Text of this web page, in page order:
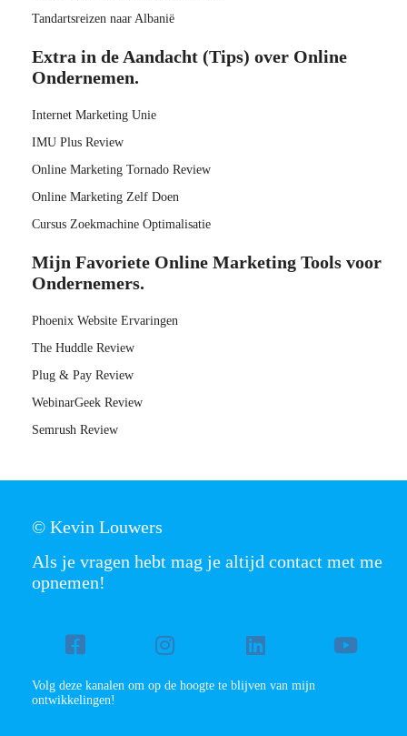
Tandartsreizen naar Albanië
Extra in de Aandacht (Tips) over Online
Ondernemen.
Internet Marketing Unie
IMU Plus Review
Online Marketing Tornado Review
Online Marketing Zelf Doen
Cursus Zoekmachine Optimalisatie
Mijn Favoriete Online Marketing Tools voor
Ondernemers.
Phoenix Website Ervaringen
The Huddle Review
Plug & Pay Review
WebinarGeek Review
Semrush Review
© Kevin Louwers
Als je vragen hebt mag je altijd contact met me
opnemen!
Volg deze kanalen om op de hoogte te blijven van mijn
ontwikkelingen!